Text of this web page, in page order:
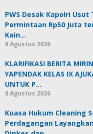
PWS Desak Kapolri
Permintaan Rp50 Juta
Kain…
8 Agustus 2026
KLARIFIKASI BERITA
YAPENDAK KELAS IX
UNTUK P…
8 Agustus 2026
Kuasa Hukum Cleaning
Perdagangan